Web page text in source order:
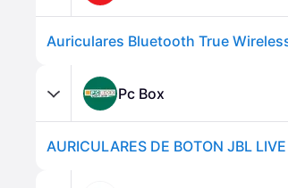
Pc Box
AURICULARES DE BOTON JBL